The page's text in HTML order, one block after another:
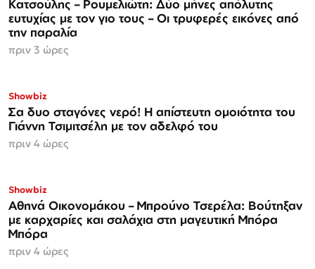
Κατσούλης – Ρουμελιώτη: Δύο μήνες απόλυτης
ευτυχίας με τον γιο τους – Οι τρυφερές εικόνες από
την παραλία
πριν 3 ώρες
Showbiz
Σα δυο σταγόνες νερό! Η απίστευτη ομοιότητα του
Γιάννη Τσιμιτσέλη με τον αδελφό του
πριν 4 ώρες
Showbiz
Αθηνά Οικονομάκου – Μπρούνο Τσερέλα: Βούτηξαν
με καρχαρίες και σαλάχια στη μαγευτική Μπόρα
Μπόρα
πριν 4 ώρες